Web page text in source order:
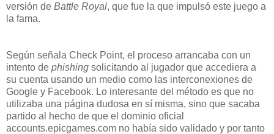
versión de Battle Royal, que fue la que impulsó este juego a
la fama.
Según señala Check Point, el proceso arrancaba con un
intento de phishing solicitando al jugador que accediera a
su cuenta usando un medio como las interconexiones de
Google y Facebook. Lo interesante del método es que no
utilizaba una página dudosa en sí misma, sino que sacaba
partido al hecho de que el dominio oficial
accounts.epicgames.com no había sido validado y por tanto